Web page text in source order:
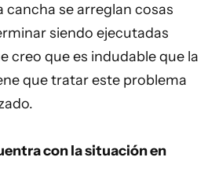
cancha se arreglan cosas
siendo ejecutadas
creo que es indudable que la
que tratar este problema
con la situación en